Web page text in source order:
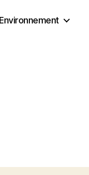
Environnement